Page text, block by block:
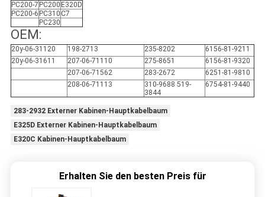
PC200-7 PC200 E320D
PC200-6 PC310 C7
PC230
OEM:
20y-06-31120 198-2713 235-8202
6156-81-9211
20y-06-31611
207-06-71110 275-8651
6156-81-9320
207-06-71562
283-2672
6251-81-9810
208-06-71113
310-9688 519-
3844
6754-81-9440
283-2932 Externer Kabinen-Hauptkabelbaum
E325D Externer Kabinen-Hauptkabelbaum
E320C Kabinen-Hauptkabelbaum
Erhalten Sie den besten Preis für